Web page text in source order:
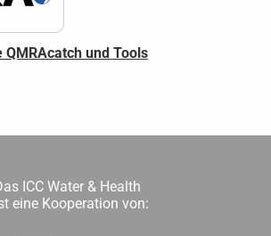
und Tools
ICC Water & Health
eine Kooperation von: